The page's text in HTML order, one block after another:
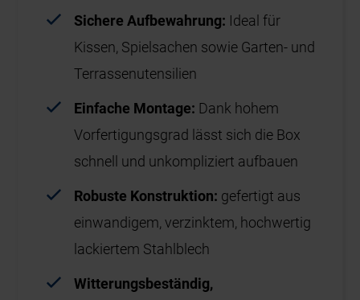
Sichere Aufbewahrung: Ideal für
Kissen, Spielsachen sowie Garten- und
Terrassenutensilien
Einfache Montage: Dank hohem
Vorfertigungsgrad lässt sich die Box
schnell und unkompliziert aufbauen
Robuste Konstruktion: gefertigt aus
einwandigem, verzinktem, hochwertig
lackiertem Stahlblech
Witterungsbeständig,